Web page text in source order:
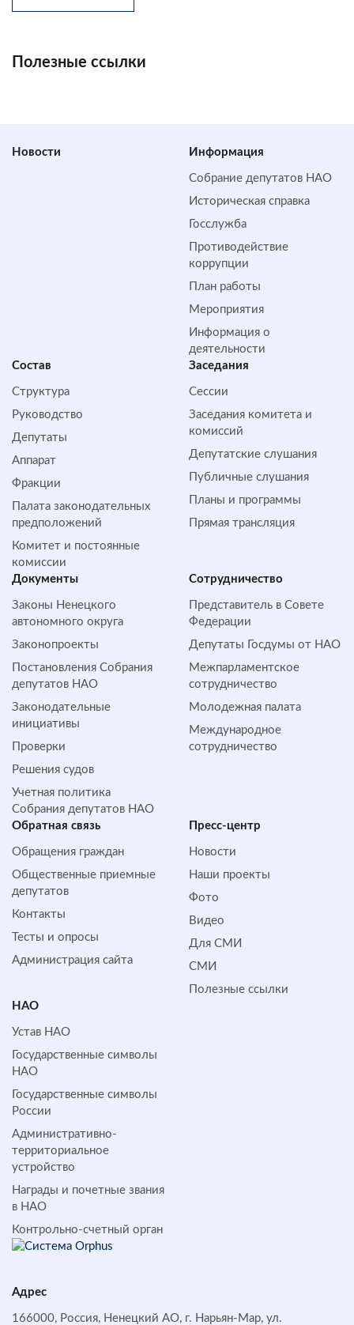
Полезные ссылки
Новости Информация
Собрание депутатов НАО
Историческая справка
Госслужба
Противодействие
коррупции
План работы
Мероприятия
Информация о
деятельности
Состав
Структура
Руководство
Депутаты
Аппарат
Фракции
Палата законодательных
предположений
Комитет и постоянные
комиссии
Заседания
Сессии
Заседания комитета и
комиссий
Депутатские слушания
Публичные слушания
Планы и программы
Прямая трансляция
Документы
Законы Ненецкого
автономного округа
Законопроекты
Постановления Собрания
депутатов НАО
Законодательные
инициативы
Проверки
Решения судов
Учетная политика
Собрания депутатов НАО
Сотрудничество
Представитель в Совете
Федерации
Депутаты Госдумы от НАО
Межпарламентское
сотрудничество
Молодежная палата
Международное
сотрудничество
Обратная cвязь
Обращения граждан
Общественные приемные
депутатов
Контакты
Тесты и опросы
Администрация сайта
Пресс-центр
Новости
Наши проекты
Фото
Видео
Для СМИ
СМИ
Полезные ссылки
НАО
Устав НАО
Государственные символы
НАО
Государственные символы
России
Административно-
территориальное
устройство
Награды и почетные звания
в НАО
Контрольно-счетный орган
Адрес
166000, Россия, Ненецкий АО, г. Нарьян-Мар, ул.